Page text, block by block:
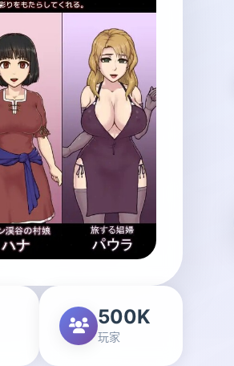
500K
玩家